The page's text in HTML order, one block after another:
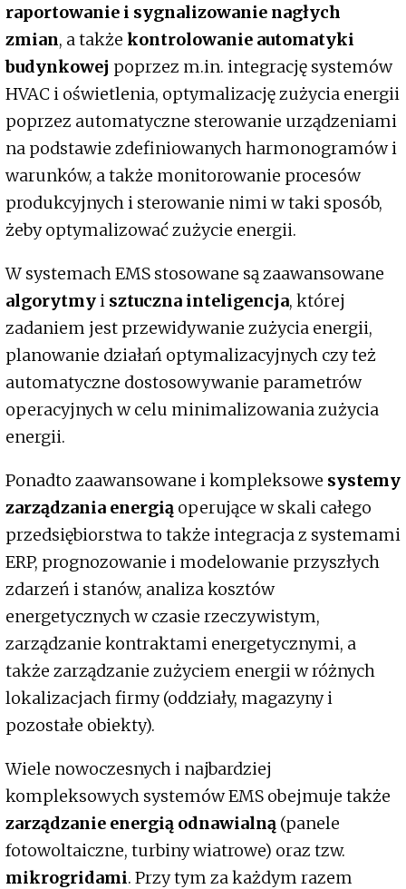
raportowanie i sygnalizowanie nagłych
zmian, a także kontrolowanie automatyki
budynkowej poprzez m.in. integrację systemów
HVAC i oświetlenia, optymalizację zużycia energii
poprzez automatyczne sterowanie urządzeniami
na podstawie zdefiniowanych harmonogramów i
warunków, a także monitorowanie procesów
produkcyjnych i sterowanie nimi w taki sposób,
żeby optymalizować zużycie energii.
W systemach EMS stosowane są zaawansowane
algorytmyi sztuczna inteligencja, której
zadaniem jest przewidywanie zużycia energii,
planowanie działań optymalizacyjnych czy też
automatyczne dostosowywanie parametrów
operacyjnych w celu minimalizowania zużycia
energii.
Ponadto zaawansowane i kompleksowe systemy
zarządzania energią operujące w skali całego
przedsiębiorstwa to także integracja z systemami
ERP, prognozowanie i modelowanie przyszłych
zdarzeń i stanów, analiza kosztów
energetycznych w czasie rzeczywistym,
zarządzanie kontraktami energetycznymi, a
także zarządzanie zużyciem energii w różnych
lokalizacjach firmy (oddziały, magazyny i
pozostałe obiekty).
Wiele nowoczesnych i najbardziej
kompleksowych systemów EMS obejmuje także
zarządzanie energią odnawialną (panele
fotowoltaiczne, turbiny wiatrowe) oraz tzw.
mikrogridami. Przy tym za każdym razem